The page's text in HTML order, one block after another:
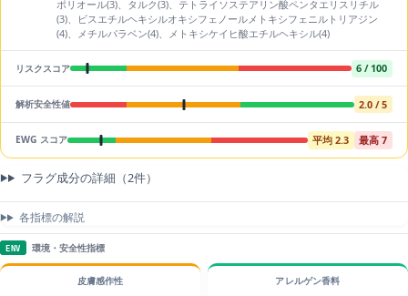
ポリオール(3)、タルク(3)、テトライソステアリン酸ペンタエリスリチル
(3)、ビスエチルヘキシルオキシフェノールメトキシフェニルトリアジン
(4)、メチルパラベン(4)、メトキシケイヒ酸エチルヘキシル(4)
リスクスコア 6 / 100
解析安全性値 2.0 / 5
EWG スコア 平均 2.3 最高 7
フラグ成分の詳細（2件）
各指標の解説
ENV 環境・安全性指標
皮膚感作性
アレルゲン香料